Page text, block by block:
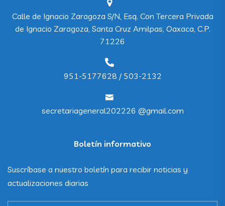
Calle de Ignacio Zaragoza S/N, Esq. Con Tercera Privada
de Ignacio Zaragoza, Santa Cruz Amilpas, Oaxaca, C.P.
71226
951-5177628 / 503-2132
secretariageneral202226 @gmail.com
Boletín informativo
Suscríbase a nuestro boletín para recibir noticias y
actualizaciones diarias